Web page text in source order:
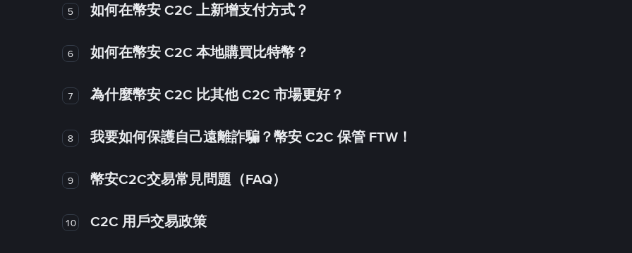
5 如何在幣安 C2C 上新增支付方式？
6 如何在幣安 C2C 本地購買比特幣？
7 為什麼幣安 C2C 比其他 C2C 市場更好？
8 我要如何保護自己遠離詐騙？幣安 C2C 保管 FTW！
9 幣安C2C交易常見問題（FAQ）
10 C2C 用戶交易政策